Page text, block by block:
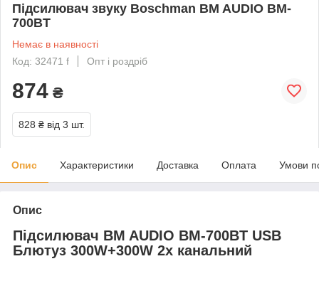
Підсилювач звуку Boschman BM AUDIO BM-
700BT
Немає в наявності
Код: 32471 f
Опт і роздріб
874 ₴
828 ₴ від 3 шт.
Опис Характеристики Доставка Оплата Умови
Опис
Підсилювач BM AUDIO BM-700BT USB
Блютуз 300W+300W 2х канальний